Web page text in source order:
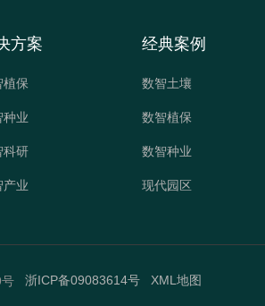
方案
植保
种业
科研
产业
经典案例
数智土壤
数智植保
数智种业
现代园区
浙ICP备09083614号 XML地图